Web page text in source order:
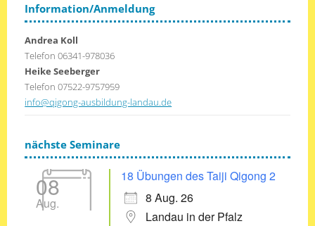
Information/Anmeldung
Andrea Koll
Telefon 06341-978036
Heike Seeberger
Telefon 07522-9757959
info@qigong-ausbildung-landau.de
nächste Seminare
08
Aug.
18 Übungen des Taiji Qigong 2
8 Aug. 26
Landau in der Pfalz